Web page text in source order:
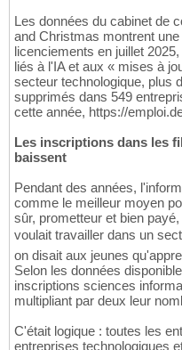
Les données du cabinet de
and Christmas montrent
licenciements en juillet
liés à l'IA et aux « mises à
secteur technologique, plus
supprimés dans 549
cette année, https://
Les inscriptions dans les
baissent
Pendant des années,
comme le meilleur moyen
sûr, prometteur et bien
voulait travailler dans un
on disait aux jeunes
Selon les données
inscriptions sciences
multipliant par deux leur
C'était logique : toutes les
entreprises technologiques